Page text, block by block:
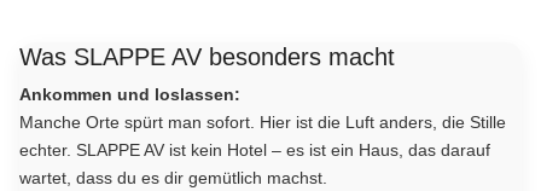
Was SLAPPE AV besonders macht
Ankommen und loslassen:
Manche Orte spürt man sofort. Hier ist die Luft anders, die Stille
echter. SLAPPE AV ist kein Hotel – es ist ein Haus, das darauf
wartet, dass du es dir gemütlich machst.